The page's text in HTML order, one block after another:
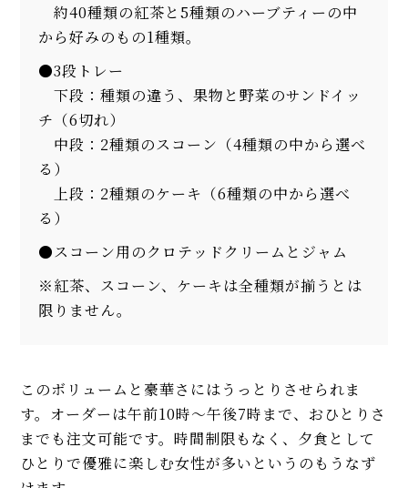
約40種類の紅茶と5種類のハーブティーの中
から好みのもの1種類。
●3段トレー
下段：種類の違う、果物と野菜のサンドイッ
チ（6切れ）
中段：2種類のスコーン（4種類の中から選べ
る）
上段：2種類のケーキ（6種類の中から選べ
る）
●スコーン用のクロテッドクリームとジャム
※紅茶、スコーン、ケーキは全種類が揃うとは
限りません。
このボリュームと豪華さにはうっとりさせられま
す。オーダーは午前10時～午後7時まで、おひとりさ
までも注文可能です。時間制限もなく、夕食として
ひとりで優雅に楽しむ女性が多いというのもうなず